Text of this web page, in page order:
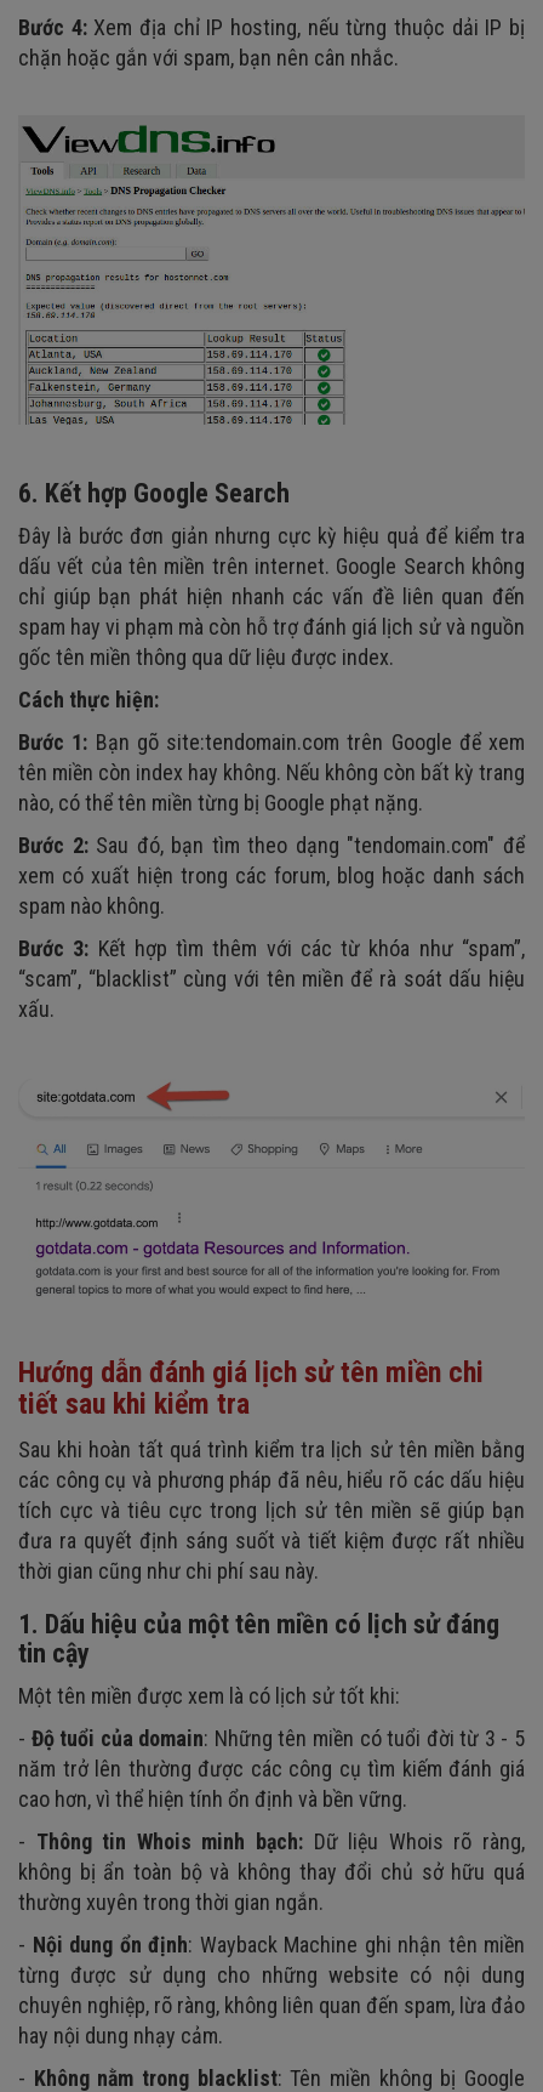
Bước 4: Xem địa chỉ IP hosting, nếu từng thuộc dải IP bị
chặn hoặc gắn với spam, bạn nên cân nhắc.
6. Kết hợp Google Search
Đây là bước đơn giản nhưng cực kỳ hiệu quả để kiểm tra
dấu vết của tên miền trên internet. Google Search không
chỉ giúp bạn phát hiện nhanh các vấn đề liên quan đến
spam hay vi phạm mà còn hỗ trợ đánh giá lịch sử và nguồn
gốc tên miền thông qua dữ liệu được index.
Cách thực hiện:
Bước 1: Bạn gõ site:tendomain.com trên Google để xem
tên miền còn index hay không. Nếu không còn bất kỳ trang
nào, có thể tên miền từng bị Google phạt nặng.
Bước 2:Sau đó, bạn tìm theo dạng "tendomain.com" để
xem có xuất hiện trong các forum, blog hoặc danh sách
spam nào không.
Bước 3: Kết hợp tìm thêm với các từ khóa như “spam”,
“scam”, “blacklist” cùng với tên miền để rà soát dấu hiệu
xấu.
Hướng dẫn đánh giá lịch sử tên miền chi
tiết sau khi kiểm tra
Sau khi hoàn tất quá trình kiểm tra lịch sử tên miền bằng
các công cụ và phương pháp đã nêu, hiểu rõ các dấu hiệu
tích cực và tiêu cực trong lịch sử tên miền sẽ giúp bạn
đưa ra quyết định sáng suốt và tiết kiệm được rất nhiều
thời gian cũng như chi phí sau này.
1. Dấu hiệu của một tên miền có lịch sử đáng
tin cậy
Một tên miền được xem là có lịch sử tốt khi:
- Độ tuổi của domain: Những tên miền có tuổi đời từ 3 - 5
năm trở lên thường được các công cụ tìm kiếm đánh giá
cao hơn, vì thể hiện tính ổn định và bền vững.
- Thông tin Whois minh bạch: Dữ liệu Whois rõ ràng,
không bị ẩn toàn bộ và không thay đổi chủ sở hữu quá
thường xuyên trong thời gian ngắn.
- Nội dung ổn định: Wayback Machine ghi nhận tên miền
từng được sử dụng cho những website có nội dung
chuyên nghiệp, rõ ràng, không liên quan đến spam, lừa đảo
hay nội dung nhạy cảm.
- Không nằm trong blacklist: Tên miền không bị Google